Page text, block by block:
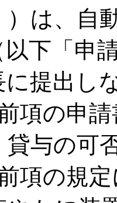
は、自
以下「申
提出し
項の申
与の可
項の規